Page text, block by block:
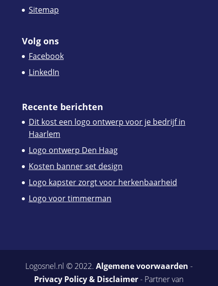
Sitemap
Volg ons
Facebook
LinkedIn
Recente berichten
Dit kost een logo ontwerp voor je bedrijf in
Haarlem
Logo ontwerp Den Haag
Kosten banner set design
Logo kapster zorgt voor herkenbaarheid
Logo voor timmerman
Logosnel.nl © 2022. Algemene voorwaarden -
Privacy Policy & Disclaimer- Partner van